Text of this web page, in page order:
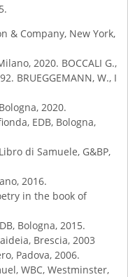
& Company, New York,
2020. BOCCALI G.,
BRUEGGEMANN, W., I
2020.
EDB, Bologna,
di Samuele, G&BP,
2016.
in the book of
Bologna, 2015.
Brescia, 2003
Padova, 2006.
WBC, Westminster,